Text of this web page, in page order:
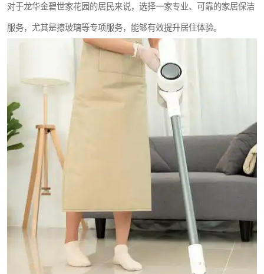
对于龙华金碧世家花园的居民来说，选择一家专业、可靠的家居保洁
服务，尤其是擦玻璃等专项服务，能够有效提升居住体验。